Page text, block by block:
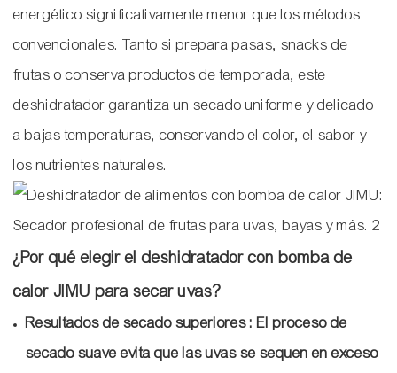
energético significativamente menor que los métodos
convencionales. Tanto si prepara pasas, snacks de
frutas o conserva productos de temporada, este
deshidratador garantiza un secado uniforme y delicado
a bajas temperaturas, conservando el color, el sabor y
los nutrientes naturales.
¿Por qué elegir el deshidratador con bomba de
calor JIMU para secar uvas?
Resultados de secado superiores: El proceso de
secado suave evita que las uvas se sequen en exceso